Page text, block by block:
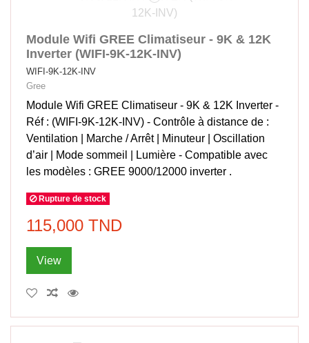
Module Wifi GREE Climatiseur - 9K & 12K
Inverter (WIFI-9K-12K-INV)
WIFI-9K-12K-INV
Gree
Module Wifi GREE Climatiseur - 9K & 12K Inverter -
Réf : (WIFI-9K-12K-INV) - Contrôle à distance de :
Ventilation | Marche / Arrêt | Minuteur | Oscillation
d’air | Mode sommeil | Lumière - Compatible avec
les modèles : GREE 9000/12000 inverter .
Rupture de stock
115,000 TND
View